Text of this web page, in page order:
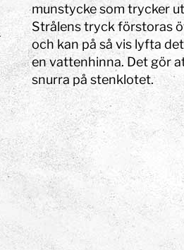
munstycke som trycker
Strålens tryck förstoras
och kan på så vis lyfta
en vattenhinna. Det gör
snurra på stenklotet.